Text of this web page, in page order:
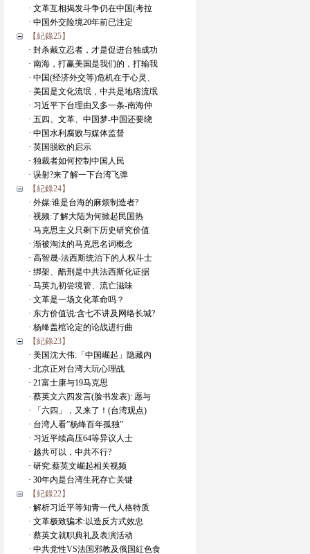
· 文革互相揭发斗争仍在中国(考拉
· 中国外交险境20年前已注定
【紀錄25】
· 封杀戴立忍者，才是促进台独成功
· 南海，打赢美国是我们的，打输我
· 中国(经济外交等)危机在于心灵、
· 美国是文化流氓，中共是地痞流氓
· 习近平下台理由又多一条-南海仲
· 五四、文革、中国梦-中国还要绕
· 中国水利腐败与媒体监督
· 英国脱欧的启示
· 独裁者如何控制中国人民
· 误射?来了解一下台湾飞弹
【紀錄24】
· 外媒:谁是台海的麻烦制造者?
· 视频:了解大陆为何掀起民国热
· 马克思主义只剩下历史研究价值
· 渐被淘汰的马克思名词概念
· 高智晟-法西斯统治下的人权斗士
· 绑架、酷刑是中共法西斯化证据
· 马英九初尝境管、流亡滋味
· 文革是一场文化革命吗？
· 东方价值说:含七不讲及网络长城?
· 杨绛盖棺论定的论战进行曲
【紀錄23】
· 美国沈大伟:「中国崛起」隐藏内
· 北京正对台湾大玩心理战
· 21富士康与19马克思
· 蔡英文六四发言(脸书发表): 愿与
· 「六四」，又来了！(台湾观点)
· 台湾人看”杨绛百年孤独”
· 习近平续高压64等异议人士
· 越共可以，中共不行?
· 研究:蔡英文崛起相关视频
· 30年内是台湾生死存亡关键
【紀錄22】
· 解析习近平等知青一代人格特质
· 文革极致骗术:以造反方式效忠
· 蔡英文就职典礼及表演活动
· 中共党性VS法国邪教及俄国紅色食